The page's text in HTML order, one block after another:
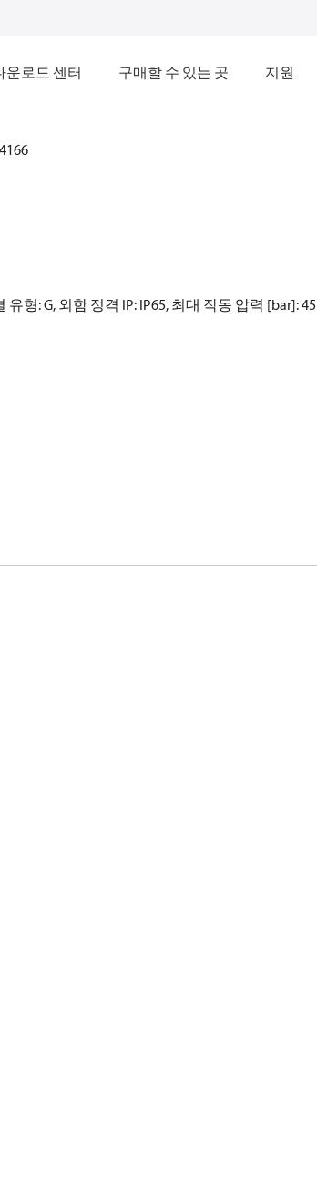
운로드 센터 구매할 수 있는 곳 지원
형: G, 외함 정격 IP: IP65, 최대 작동 압력 [bar]: 45